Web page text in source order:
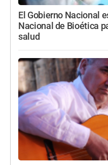
El Gobierno Nacional
Nacional de Bioética
salud